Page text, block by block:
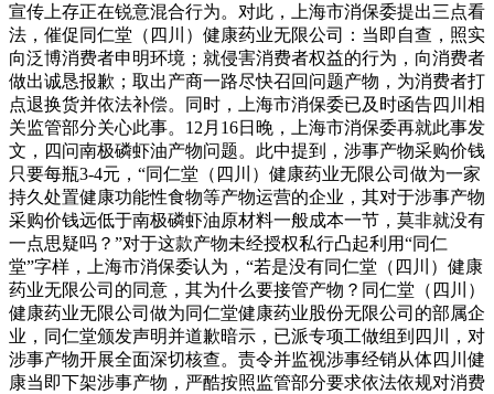
宣传上存正在锐意混合行为。对此，上海市消保委提出三点看
法，催促同仁堂（四川）健康药业无限公司：当即自查，照实
向泛博消费者申明环境；就侵害消费者权益的行为，向消费者
做出诚恳报歉；取出产商一路尽快召回问题产物，为消费者打
点退换货并依法补偿。同时，上海市消保委已及时函告四川相
关监管部分关心此事。12月16日晚，上海市消保委再就此事发
文，四问南极磷虾油产物问题。此中提到，涉事产物采购价钱
只要每瓶3-4元，“同仁堂（四川）健康药业无限公司做为一家
持久处置健康功能性食物等产物运营的企业，其对于涉事产物
采购价钱远低于南极磷虾油原材料一般成本一节，莫非就没有
一点思疑吗？”对于这款产物未经授权私行凸起利用“同仁
堂”字样，上海市消保委认为，“若是没有同仁堂（四川）健康
药业无限公司的同意，其为什么要接管产物？同仁堂（四川）
健康药业无限公司做为同仁堂健康药业股份无限公司的部属企
业，同仁堂颁发声明并道歉暗示，已派专项工做组到四川，对
涉事产物开展全面深切核查。责令并监视涉事经销从体四川健
康当即下架涉事产物，严酷按照监管部分要求依法依规对消费